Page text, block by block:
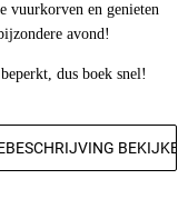
vuurkorven en genieten
avond!
dus boek snel!